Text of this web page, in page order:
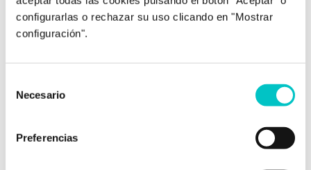
configurarlas o rechazar su uso clicando en "Mostrar
configuración".
Necesario
Preferencias
psicología deportiva para su bloqueo mental.
Son jugadores, ciclistas, gimnastas… que
competición su rendimiento deportivo baja
“encoge” el brazo; los karatekas comentan